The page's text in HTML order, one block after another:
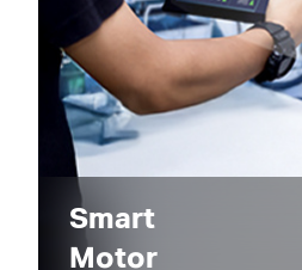
Smart
Motor